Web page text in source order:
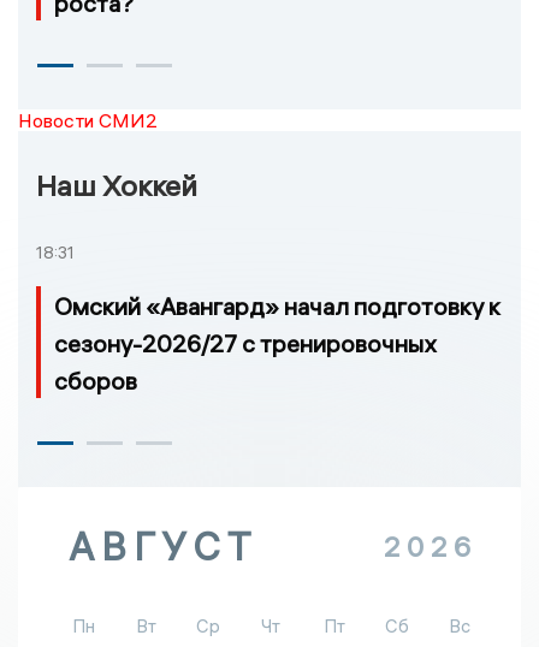
Новости СМИ2
Наш Хоккей
18:31
Омский «Авангард» начал подготовку к
сезону-2026/27 с тренировочных
сборов
АВГУСТ 2026
Пн Вт Ср Чт Пт Сб
Вс